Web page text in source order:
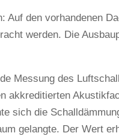
Auf den vor­han­denen
werden. Die
Mes­sung des
akkre­di­tierten
sich die
gelangte. Der Wert